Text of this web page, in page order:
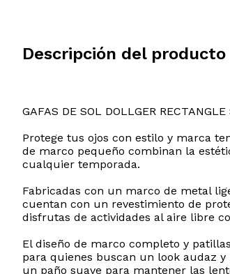
Descripción del producto
GAFAS DE SOL DOLLGER RECTANGLE
Protege tus ojos con estilo y marca
de marco pequeño combinan la
cualquier temporada.
Fabricadas con un marco de metal
cuentan con un revestimiento de
disfrutas de actividades al aire libre
El diseño de marco completo y
para quienes buscan un look audaz
un paño suave para mantener las